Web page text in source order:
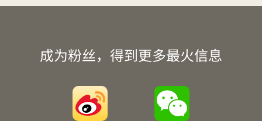
成为粉丝，得到更多最火信息